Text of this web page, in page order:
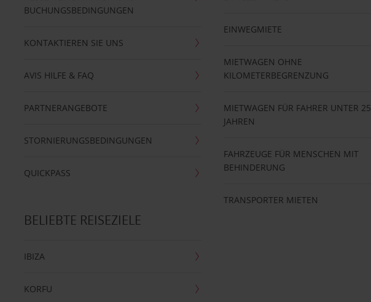
BUCHUNGSBEDINGUNGEN
KONTAKTIEREN SIE UNS
AVIS HILFE & FAQ
PARTNERANGEBOTE
STORNIERUNGSBEDINGUNGEN
QUICKPASS
EINWEGMIETE
MIETWAGEN OHNE
KILOMETERBEGRENZUNG
MIETWAGEN FÜR FAHRER UNTER 25
JAHREN
FAHRZEUGE FÜR MENSCHEN MIT
BEHINDERUNG
TRANSPORTER MIETEN
BELIEBTE REISEZIELE
IBIZA
KORFU